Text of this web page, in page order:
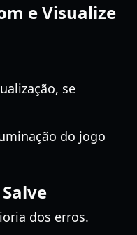
e Visualize
se
do jogo
dos erros.